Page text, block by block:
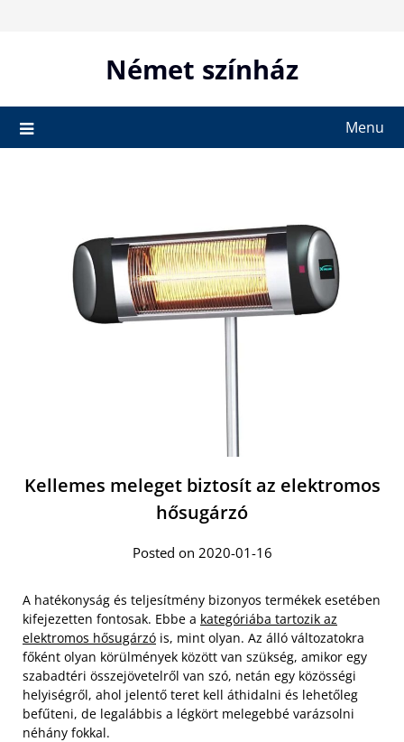
Német színház
Menu
Kellemes meleget biztosít az elektromos
hősugárzó
Posted on 2020-01-16
A hatékonyság és teljesítmény bizonyos termékek esetében
kifejezetten fontosak. Ebbe a kategóriába tartozik az
elektromos hősugárzó is, mint olyan. Az álló változatokra
főként olyan körülmények között van szükség, amikor egy
szabadtéri összejövetelről van szó, netán egy közösségi
helyiségről, ahol jelentő teret kell áthidalni és lehetőleg
befűteni, de legalábbis a légkört melegebbé varázsolni
néhány fokkal.